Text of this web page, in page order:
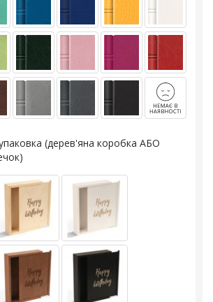
(дерев'яна коробка АБО